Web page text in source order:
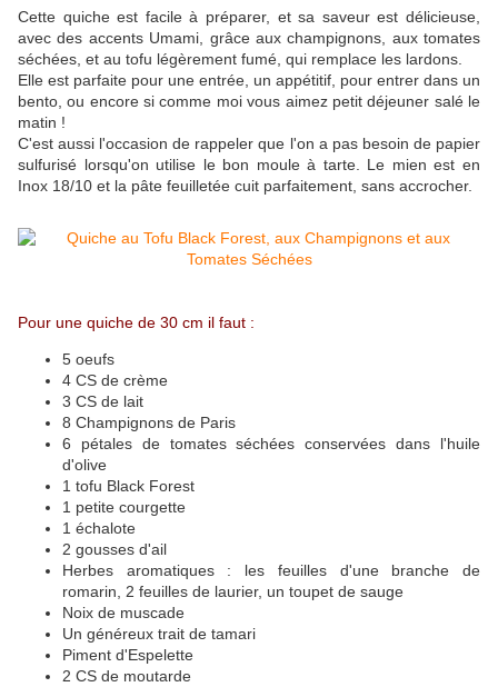
Cette quiche est facile à préparer, et sa saveur est délicieuse,
avec des accents Umami, grâce aux champignons, aux tomates
séchées, et au tofu légèrement fumé, qui remplace les lardons.
Elle est parfaite pour une entrée, un appétitif, pour entrer dans un
bento, ou encore si comme moi vous aimez petit déjeuner salé le
matin !
C'est aussi l'occasion de rappeler que l'on a pas besoin de papier
sulfurisé lorsqu'on utilise le bon moule à tarte. Le mien est en
Inox 18/10 et la pâte feuilletée cuit parfaitement, sans accrocher.
Pour une quiche de 30 cm il faut :
5 oeufs
4 CS de crème
3 CS de lait
8 Champignons de Paris
6 pétales de tomates séchées conservées dans l'huile
d'olive
1 tofu Black Forest
1 petite courgette
1 échalote
2 gousses d'ail
Herbes aromatiques : les feuilles d'une branche de
romarin, 2 feuilles de laurier, un toupet de sauge
Noix de muscade
Un généreux trait de tamari
Piment d'Espelette
2 CS de moutarde